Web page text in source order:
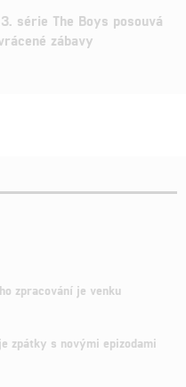
série The Boys posouvá
zábavy
zpracování je venku
zpátky s novými epizodami